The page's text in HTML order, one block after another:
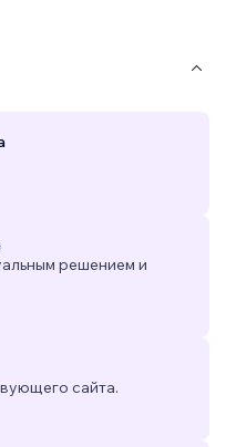
решением и
сайта.